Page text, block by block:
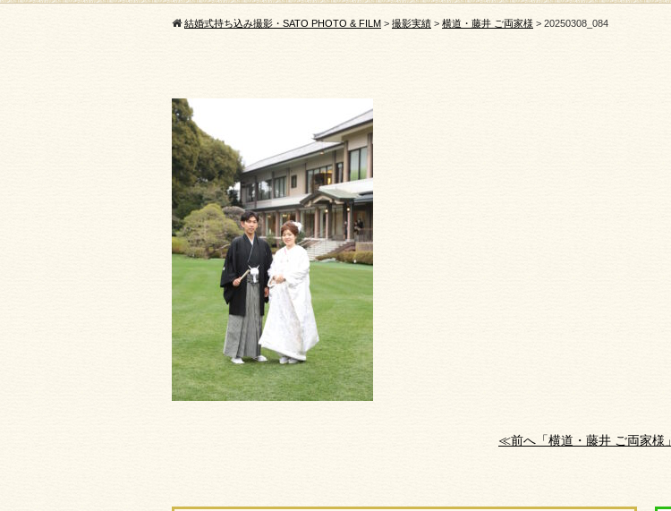
結婚式持ち込み撮影・SATO PHOTO & FILM > 撮影実績 > 横道・藤井 ご両家様 > 20250308_084
≪前へ「横道・藤井 ご両家様」